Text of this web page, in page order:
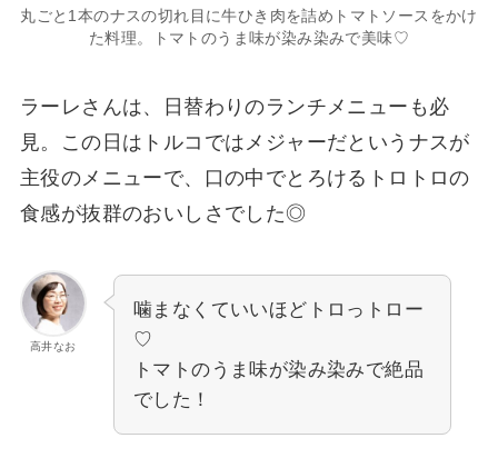
丸ごと1本のナスの切れ目に牛ひき肉を詰めトマトソースをかけ
た料理。トマトのうま味が染み染みで美味♡
ラーレさんは、日替わりのランチメニューも必
見。この日はトルコではメジャーだというナスが
主役のメニューで、口の中でとろけるトロトロの
食感が抜群のおいしさでした◎
高井なお
噛まなくていいほどトロっトロー
♡
トマトのうま味が染み染みで絶品
でした！